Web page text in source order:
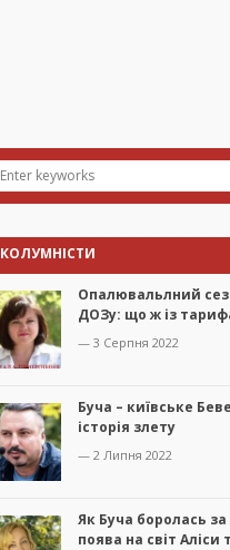
КОЛУМНІСТИ
Опалювальлний
ДОЗу: що ж із
— 3 Серпня 2022
Буча – київське
історія злету
— 2 Липня 2022
Як Буча боролась
поява на світ Аліси